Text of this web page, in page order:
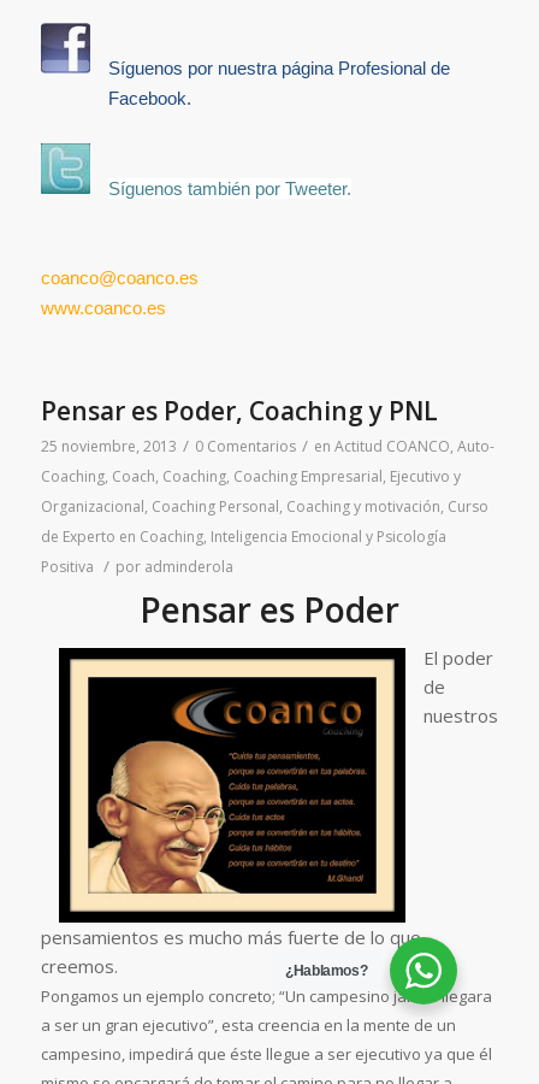
Síguenos por nuestra página Profesional de
Facebook.
Síguenos también por Tweeter.
coanco@coanco.es
www.coanco.es
Pensar es Poder, Coaching y PNL
25 noviembre, 2013 / 0 Comentarios / en Actitud COANCO, Auto-
Coaching, Coach, Coaching, Coaching Empresarial, Ejecutivo y
Organizacional, Coaching Personal, Coaching y motivación, Curso
de Experto en Coaching, Inteligencia Emocional y Psicología
Positiva / por adminderola
Pensar es Poder
El poder
de
nuestros
pensamientos es mucho más fuerte de lo que
creemos.
Pongamos un ejemplo concreto; “Un campesino jamás llegara
a ser un gran ejecutivo”, esta creencia en la mente de un
campesino, impedirá que éste llegue a ser ejecutivo ya que él
¿Hablamos?